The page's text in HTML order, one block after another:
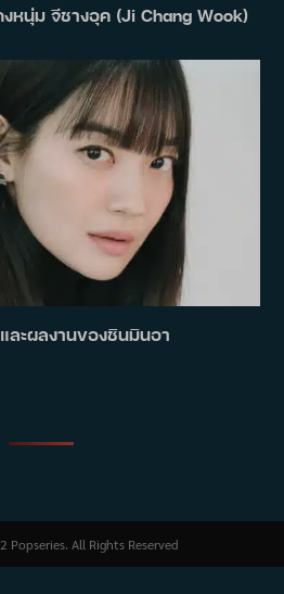
หนุ่ม จีชางอุค (Ji Chang Wook)
ละผลงานของชินมินอา
All Rights Reserved